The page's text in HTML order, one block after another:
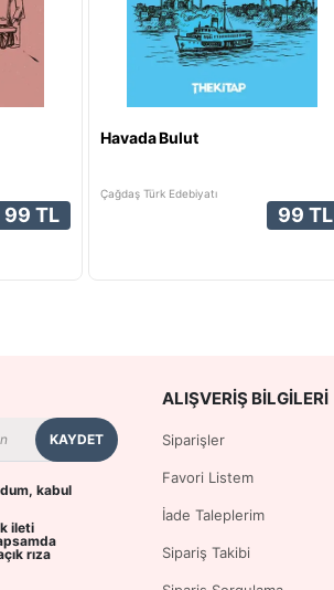
99 TL
Havada Bulut
Çağdaş Türk Edebiyatı
99 TL
ALIŞVERIŞ BILGILERI
Siparişler
Favori Listem
İade Taleplerim
Sipariş Takibi
KAYDET
kabul
ileti
rıza